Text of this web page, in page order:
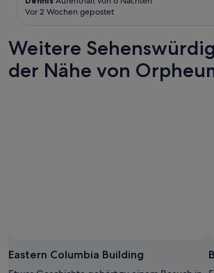
Vor 2 Wochen gepostet
Weitere
der Nähe von
Eastern Columbia Building